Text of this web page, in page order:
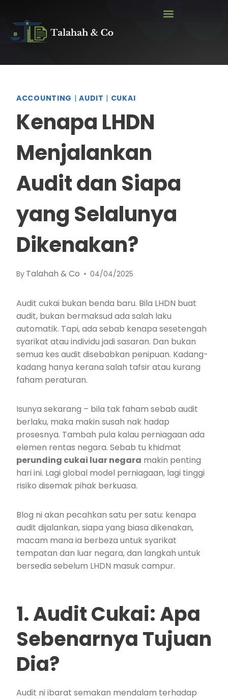
ACCOUNTING |AUDIT | CUKAI
Kenapa LHDN
Menjalankan
Audit dan Siapa
yang Selalunya
Dikenakan?
By Talahah & Co 04/04/2025
Audit cukai bukan benda baru. Bila LHDN buat
audit, bukan bermaksud ada salah laku
automatik. Tapi, ada sebab kenapa sesetengah
syarikat atau individu jadi sasaran. Dan bukan
semua kes audit disebabkan penipuan. Kadang-
kadang hanya kerana salah tafsir atau kurang
faham peraturan.
Isunya sekarang – bila tak faham sebab audit
berlaku, maka makin susah nak hadap
prosesnya. Tambah pula kalau perniagaan ada
elemen rentas negara. Sebab tu khidmat
perunding cukai luar negara makin penting
hari ini. Lagi global model perniagaan, lagi tinggi
risiko disemak pihak berkuasa.
Blog ni akan pecahkan satu per satu: kenapa
audit dijalankan, siapa yang biasa dikenakan,
macam mana ia berbeza untuk syarikat
tempatan dan luar negara, dan langkah untuk
bersedia sebelum LHDN masuk campur.
1. Audit Cukai: Apa
Sebenarnya Tujuan
Dia?
Audit ni ibarat semakan mendalam terhadap